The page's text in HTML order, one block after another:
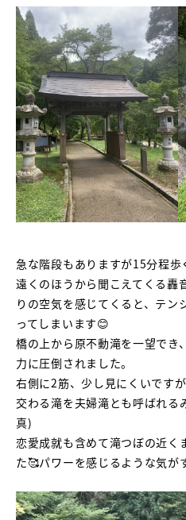
急な階段もありますが15分程歩
遠くのほうから聞こえてくる轟
りの空気を感じてくると、テン
ってしまいます😊
橋の上から原不動滝を一望でき
力に圧倒されました。
右側に2筋、少し見にくいです
交わる滝を夫婦滝とも呼ばれる
真)
恋愛成就も含めて滝つぼの近く
た🥰パワーを感じるような気が